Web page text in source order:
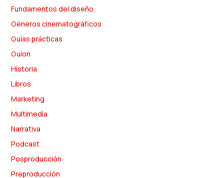
Fundamentos del diseño
Géneros cinematográficos
Guías prácticas
Guion
Historia
Libros
Marketing
Multimedia
Narrativa
Podcast
Posproducción
Preproducción